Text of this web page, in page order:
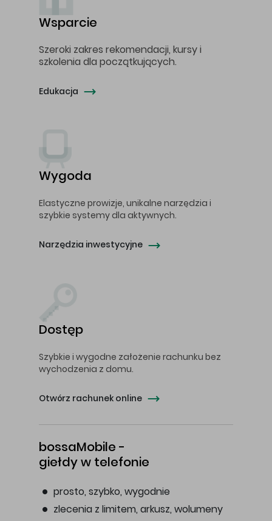
Wsparcie
Szeroki zakres rekomendacji, kursy i
szkolenia dla początkujących.
Edukacja
Wygoda
Elastyczne prowizje, unikalne narzędzia i
szybkie systemy dla aktywnych.
Narzędzia inwestycyjne
Dostęp
Szybkie i wygodne założenie rachunku bez
wychodzenia z domu.
Otwórz rachunek online
bossaMobile -
giełdy w telefonie
prosto, szybko, wygodnie
zlecenia z limitem, arkusz, wolumeny